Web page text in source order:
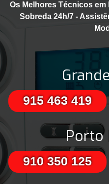
Os Melhores Técnicos
Sobreda 24h/7 -
915 463 419
Porto
910 350 125